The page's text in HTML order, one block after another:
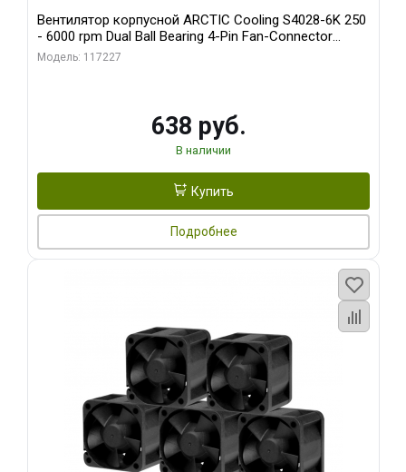
Вентилятор корпусной ARCTIC Cooling S4028-6K 250
- 6000 rpm Dual Ball Bearing 4-Pin Fan-Connector
(ACFAN00185A)
Модель: 117227
638 руб.
В наличии
Купить
Подробнее